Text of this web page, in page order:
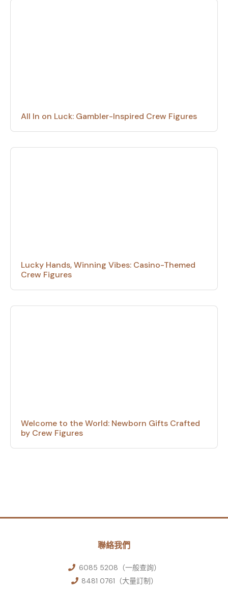
All In on Luck: Gambler-Inspired Crew Figures
Lucky Hands, Winning Vibes: Casino-Themed
Crew Figures
Welcome to the World: Newborn Gifts Crafted
by Crew Figures
聯絡我們
6085 5208（一般查詢）
8481 0761（大量訂制）